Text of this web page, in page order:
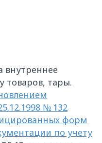
внутреннее
товаров, тары.
№ 132
форм
по учету